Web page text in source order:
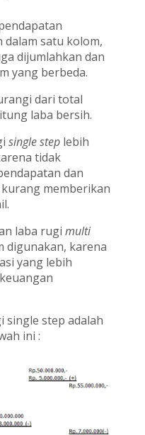
satu kolom,
dijumlahkan dan
yang berbeda.
dari total
laba bersih.
single steplebih
tidak
dan
memberikan
laba rugi multi
digunakan, karena
yang lebih
single step adalah
ini :